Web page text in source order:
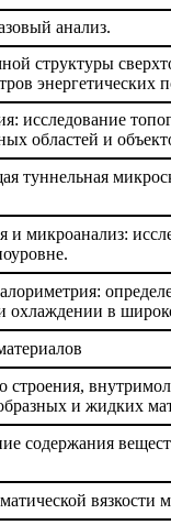
анализ.
структуры
энергетических
исследование
областей и
туннельная
и микроанализ:
охлаждении в
строения,
и жидких
содержания